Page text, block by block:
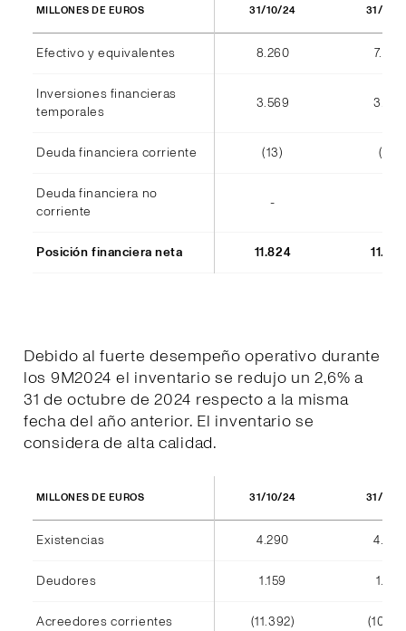
MILLONES DE EUROS 31/10/24 31/10/
Efectivo y equivalentes 8.260 7.940
Inversiones financieras
temporales
3.569 3.555
Deuda financiera corriente (13) (14)
Deuda financiera no
corriente
-
Posición financiera neta 11.824
Debido al fuerte desempeño operativo durante
los 9M2024 el inventario se redujo un 2,6% a
31 de octubre de 2024 respecto a la misma
fecha del año anterior. El inventario se
considera de alta calidad.
MILLONES DE EUROS 31/10/24 31/10/
Existencias 4.290 4.404
Deudores 1.159 1.184
Acreedores corrientes (11.392)